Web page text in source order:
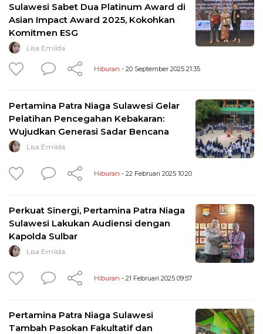
Sulawesi Sabet Dua Platinum Award di
Asian Impact Award 2025, Kokohkan
Komitmen ESG
Lisa Emilda
Hiburan - 20 September 2025 21:35
Pertamina Patra Niaga Sulawesi Gelar
Pelatihan Pencegahan Kebakaran:
Wujudkan Generasi Sadar Bencana
Lisa Emilda
Hiburan - 22 Februari 2025 10:20
Perkuat Sinergi, Pertamina Patra Niaga
Sulawesi Lakukan Audiensi dengan
Kapolda Sulbar
Lisa Emilda
Hiburan - 21 Februari 2025 09:57
Pertamina Patra Niaga Sulawesi
Tambah Pasokan Fakultatif dan